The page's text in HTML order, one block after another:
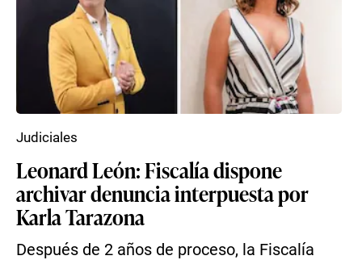
Leonard León: Fiscalía dispone
archivar denuncia interpuesta por
Karla Tarazona
Después de 2 años de proceso, la Fiscalía
Judiciales